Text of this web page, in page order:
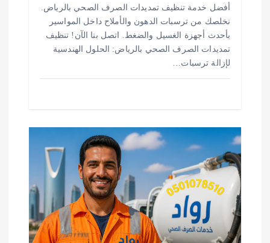
أفضل خدمة تنظيف تمديدات الصرف الصحي بالرياض.
نخلصك من ترسبات الدهون والأملاح داخل المواسير
بأحدث أجهزة الغسيل والضغط. اتصل بنا الآن! تنظيف
تمديدات الصرف الصحي بالرياض: الحلول الهندسية
لإزالة ترسبات…